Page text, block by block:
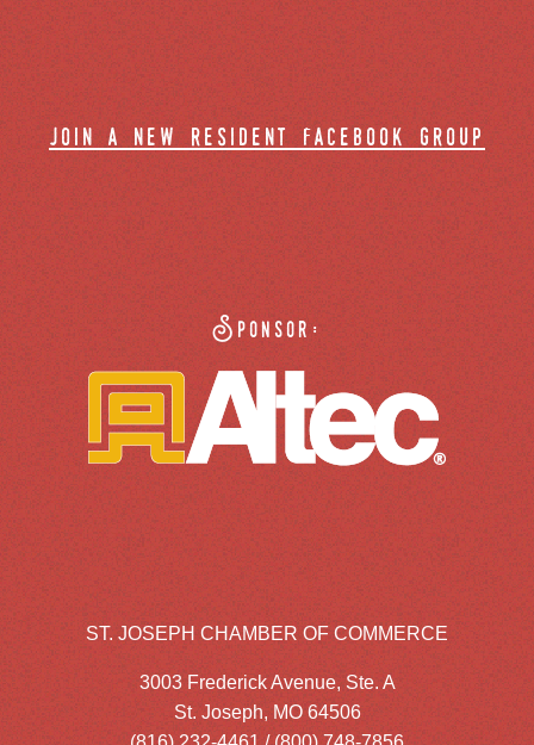
join a new resident facebook group
Sponsor:
ST. JOSEPH CHAMBER OF COMMERCE
3003 Frederick Avenue, Ste. A
St. Joseph, MO 64506